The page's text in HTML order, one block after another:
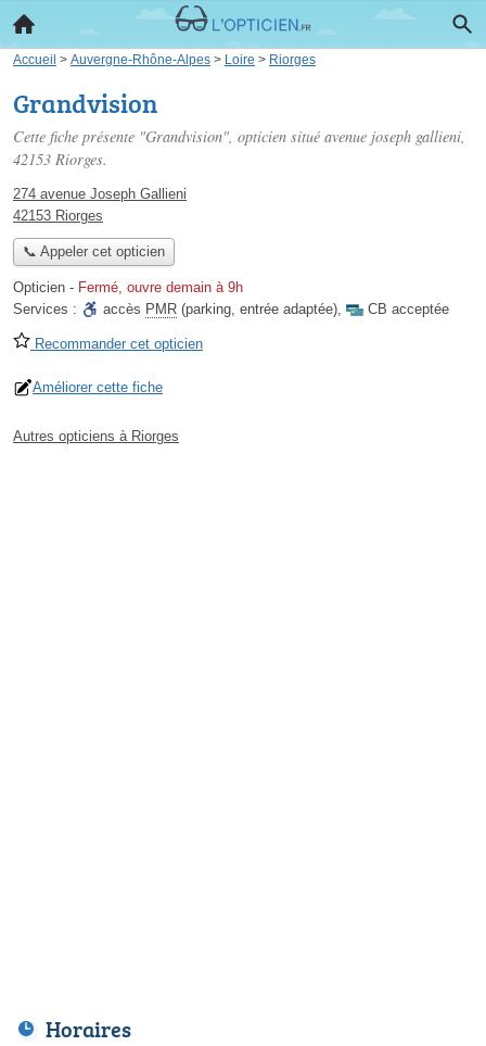
Accueil > Auvergne-Rhône-Alpes > Loire > Riorges
Grandvision
Cette fiche présente "Grandvision", opticien situé avenue joseph gallieni,
42153 Riorges.
274 avenue Joseph Gallieni
42153 Riorges
📞 Appeler cet opticien
Opticien - Fermé, ouvre demain à 9h
Services :
accès PMR (parking, entrée adaptée), CB acceptée
Recommander cet opticien
Améliorer cette fiche
Autres opticiens à Riorges
Horaires